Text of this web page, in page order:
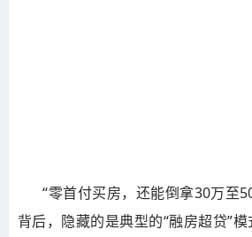
“零首付买房，还能倒拿30万至
背后，隐藏的是典型的“融房超贷”